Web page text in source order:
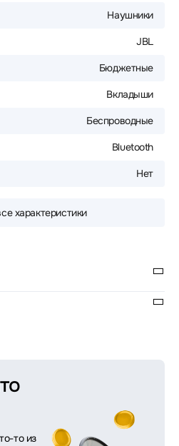
Наушники
JBL
Бюджетные
Вкладыши
Беспроводные
Bluetooth
Нет
характеристики
то из